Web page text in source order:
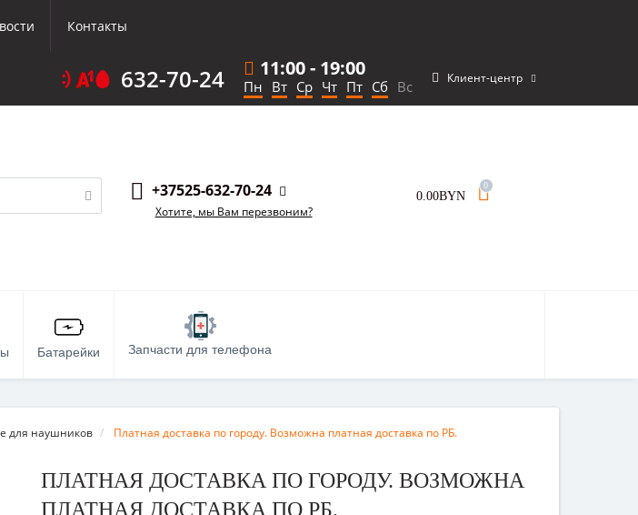
Контакты
632-70-24 11:00- 19:00
Пн Вт Ср Чт Пт Сб Вс Клиент-центр
+37525-632-70-24
Хотите, мы Вам перезвоним?
0.00BYN
0
Батарейки Запчасти для телефона
для наушников Платная доставка по городу. Возможна платная доставка по РБ.
ПЛАТНАЯ ДОСТАВКА ПО ГОРОДУ. ВОЗМОЖНА
ПЛАТНАЯ ДОСТАВКА ПО РБ.